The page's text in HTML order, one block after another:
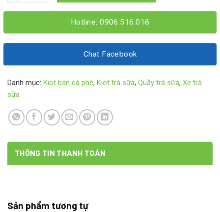
Hotline: 0906.516.016
Chat Facebook
Danh mục: Kiot bán cà phê, Kiot trà sữa, Quầy trà sữa, Xe trà
sữa
THÔNG TIN THANH TOÁN
Sản phẩm tương tự